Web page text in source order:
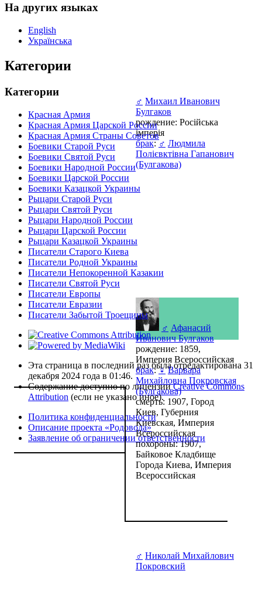
♂ Михаил Иванович
Булгаков
рождение: Російська
імперія
брак:♂ Людмила
Полієвктівна Гапанович
(Булгакова)
♂ Афанасий
Иванович Булгаков
рождение: 1859,
Империя Всероссийская
брак:♀ Варвара
Михайловна Покровская
(Булгакова)
смерть: 1907, Город
Киев, Губерния
Киевская, Империя
Всероссийская
похороны: 1907,
Байковое Кладбище
Города Киева, Империя
Всероссийская
♂ Николай Михайлович
Покровский
На других языках
English
Українська
Категории
Категории
Красная Армия
Красная Армия Царской России
Красная Армия Страны Советов
Боевики Старой Руси
Боевики Святой Руси
Боевики Народной России
Боевики Царской России
Боевики Казацкой Украины
Рыцари Старой Руси
Рыцари Святой Руси
Рыцари Народной России
Рыцари Царской России
Рыцари Казацкой Украины
Писатели Старого Киева
Писатели Родной Украины
Писатели Непокоренной Казакии
Писатели Святой Руси
Писатели Европы
Писатели Евразии
Писатели Забытой Троещины
Эта страница в последний раз была отредактирована 31
декабря 2024 года в 01:46.
Содержание доступно по лицензииCreative Commons
Attribution (если не указано иное).
Политика конфиденциальности
Описание проекта «Родовода»
Заявление об ограничении ответственности